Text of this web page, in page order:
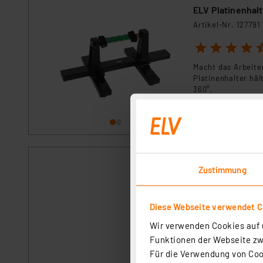
Zustimmung
Diese Webseite verwendet
Wir verwenden Cookies
Funktionen der Webseite
Für die Verwendung von
ELV
Artikel-Nr. 127791
1 2 3 4 5
Macht das
Platinenhalter
360°.
No-Clean-
auf vorverzinnten
sofort